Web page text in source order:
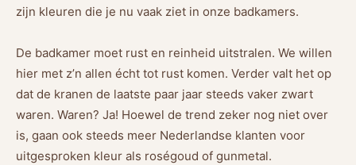
zijn kleuren die je nu vaak ziet in onze badkamers.
De badkamer moet rust en reinheid uitstralen. We willen
hier met z’n allen écht tot rust komen. Verder valt het op
dat de kranen de laatste paar jaar steeds vaker zwart
waren. Waren? Ja! Hoewel de trend zeker nog niet over
is, gaan ook steeds meer Nederlandse klanten voor
uitgesproken kleur als roségoud of gunmetal.